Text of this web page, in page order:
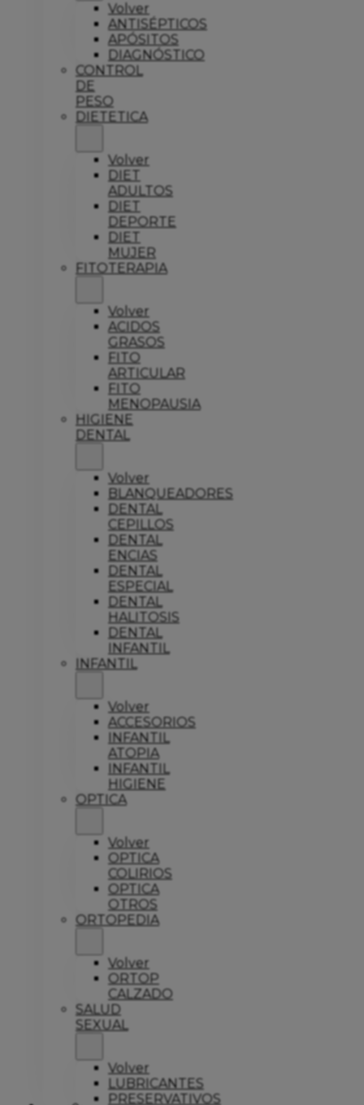
Volver
ANTISÉPTICOS
APÓSITOS
DIAGNÓSTICO
CONTROL
DE
PESO
DIETETICA
Volver
DIET
ADULTOS
DIET
DEPORTE
DIET
MUJER
FITOTERAPIA
Volver
ACIDOS
GRASOS
FITO
ARTICULAR
FITO
MENOPAUSIA
HIGIENE
DENTAL
Volver
BLANQUEADORES
DENTAL
CEPILLOS
DENTAL
ENCIAS
DENTAL
ESPECIAL
DENTAL
HALITOSIS
DENTAL
INFANTIL
INFANTIL
Volver
ACCESORIOS
INFANTIL
ATOPIA
INFANTIL
HIGIENE
OPTICA
Volver
OPTICA
COLIRIOS
OPTICA
OTROS
ORTOPEDIA
Volver
ORTOP
CALZADO
SALUD
SEXUAL
Volver
LUBRICANTES
PRESERVATIVOS